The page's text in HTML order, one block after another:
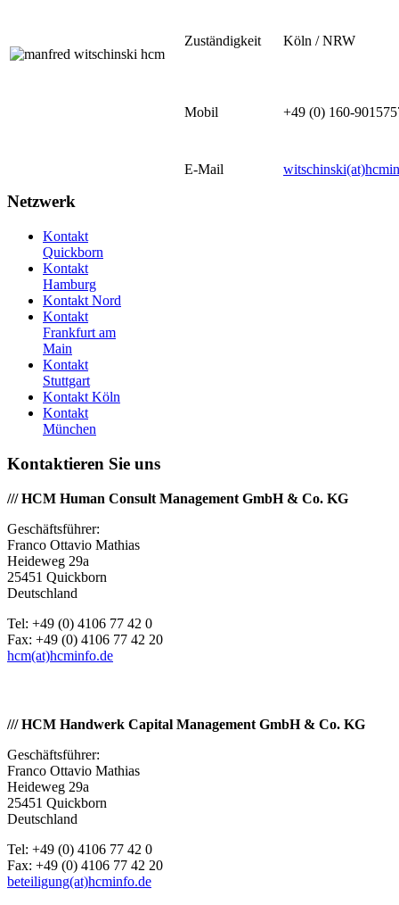
Zuständigkeit Köln / NRW
Mobil +49 (0) 160-
E-Mail
Netzwerk
Kontakt
Quickborn
Kontakt
Hamburg
Kontakt Nord
Kontakt
Frankfurt am
Main
Kontakt
Stuttgart
Kontakt Köln
Kontakt
München
Kontaktieren Sie uns
/// HCM Human Consult Management GmbH & Co. KG
Geschäftsführer:
Franco Ottavio Mathias
Heideweg 29a
25451 Quickborn
Deutschland
Tel: +49 (0) 4106 77 42 0
Fax: +49 (0) 4106 77 42 20
hcm(at)hcminfo.de
/// HCM Handwerk Capital Management GmbH & Co. KG
Geschäftsführer:
Franco Ottavio Mathias
Heideweg 29a
25451 Quickborn
Deutschland
Tel: +49 (0) 4106 77 42 0
Fax: +49 (0) 4106 77 42 20
beteiligung(at)hcminfo.de